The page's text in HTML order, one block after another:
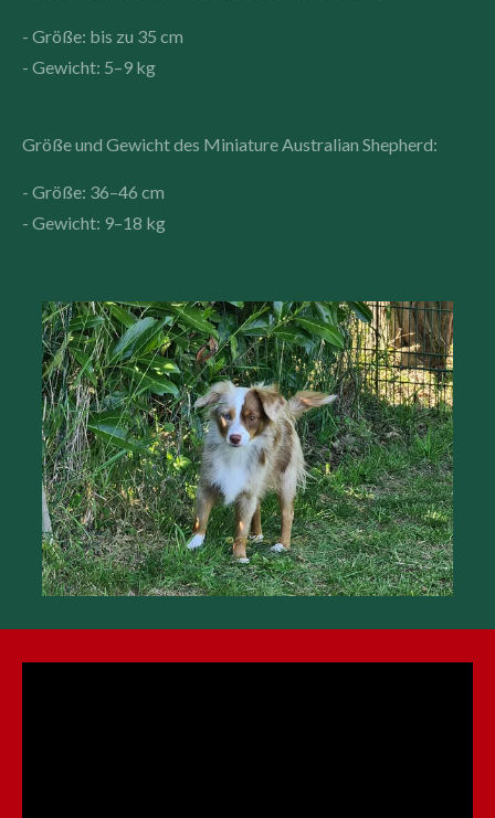
- Größe: bis zu 35 cm
- Gewicht: 5–9 kg
Größe und Gewicht des Miniature Australian Shepherd:
- Größe: 36–46 cm
- Gewicht: 9–18 kg